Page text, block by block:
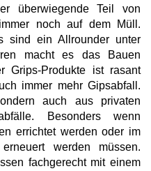
überwiegende Teil von
noch auf dem Müll.
sind ein Allrounder unter
macht es das Bauen
Grips-Produkte ist rasant
immer mehr Gipsabfall.
auch aus privaten
Besonders wenn
errichtet werden oder im
werden müssen.
fachgerecht mit einem